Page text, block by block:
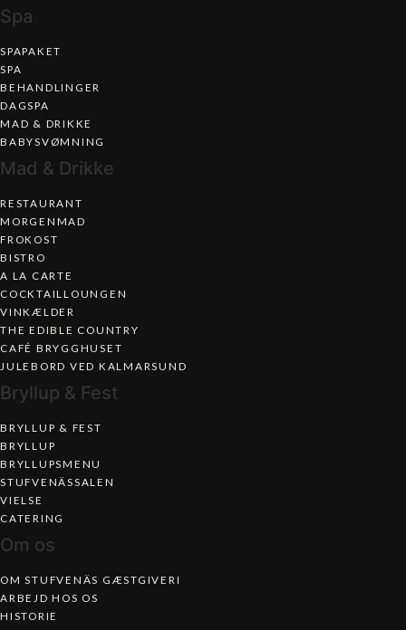
Spa
SPAPAKET
SPA
BEHANDLINGER
DAGSPA
MAD & DRIKKE
BABYSVØMNING
Mad & Drikke
RESTAURANT
MORGENMAD
FROKOST
BISTRO
A LA CARTE
COCKTAILLOUNGEN
VINKÆLDER
THE EDIBLE COUNTRY
CAFÉ BRYGGHUSET
JULEBORD VED KALMARSUND
Bryllup & Fest
BRYLLUP & FEST
BRYLLUP
BRYLLUPSMENU
STUFVENÄSSALEN
VIELSE
CATERING
Om os
OM STUFVENÄS GÆSTGIVERI
ARBEJD HOS OS
HISTORIE